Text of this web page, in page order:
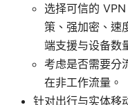
选择可信的
策、强加密、速
端支援与设备数
考虑是否需要分
在非工作流量。
针对出行与实体移